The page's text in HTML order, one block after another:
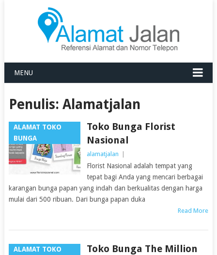
MENU
Penulis: Alamatjalan
ALAMAT TOKO
BUNGA
Toko Bunga Florist
Nasional
alamatjalan
Florist Nasional adalah tempat yang
tepat bagi Anda yang mencari berbagai
karangan bunga papan yang indah dan berkualitas dengan harga
mulai dari 500 ribuan. Dari bunga papan duka
Read More
ALAMAT TOKO
Toko Bunga The Million